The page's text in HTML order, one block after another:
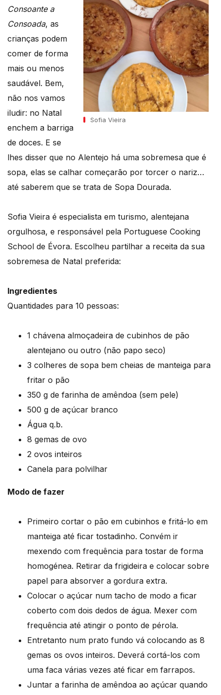
Sofia Vieira
Consoante a
Consoada, as
crianças podem
comer de forma
mais ou menos
saudável. Bem,
não nos vamos
iludir: no Natal
enchem a barriga
de doces. E se
lhes disser que no Alentejo há uma sobremesa que é
sopa, elas se calhar começarão por torcer o nariz…
até saberem que se trata de Sopa Dourada.
Sofia Vieira é especialista em turismo, alentejana
orgulhosa, e responsável pela Portuguese Cooking
School de Évora. Escolheu partilhar a receita da sua
sobremesa de Natal preferida:
Ingredientes
Quantidades para 10 pessoas:
1 chávena almoçadeira de cubinhos de pão
alentejano ou outro (não papo seco)
3 colheres de sopa bem cheias de manteiga para
fritar o pão
350 g de farinha de amêndoa (sem pele)
500 g de açúcar branco
Água q.b.
8 gemas de ovo
2 ovos inteiros
Canela para polvilhar
Modo de fazer
Primeiro cortar o pão em cubinhos e fritá-lo em
manteiga até ficar tostadinho. Convém ir
mexendo com frequência para tostar de forma
homogénea. Retirar da frigideira e colocar sobre
papel para absorver a gordura extra.
Colocar o açúcar num tacho de modo a ficar
coberto com dois dedos de água. Mexer com
frequência até atingir o ponto de pérola.
Entretanto num prato fundo vá colocando as 8
gemas os ovos inteiros. Deverá cortá-los com
uma faca várias vezes até ficar em farrapos.
Juntar a farinha de amêndoa ao açúcar quando